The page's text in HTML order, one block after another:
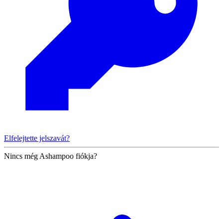
Elfelejtette jelszavát?
Nincs még Ashampoo fiókja?